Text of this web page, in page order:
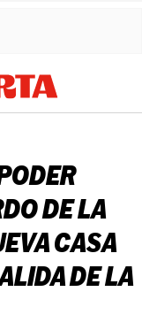
DE LA
CASA
DE LA